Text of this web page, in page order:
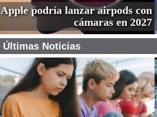
Apple podría lanzar airpods con
cámaras en 2027
Últimas Noticias